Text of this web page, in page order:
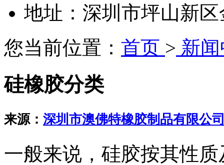
地址：深圳市坪山新
您当前位置： 首页 > 新
硅橡胶分类
来源： 深圳市澳佛特橡胶制品有限公
一般来说，硅胶按其性